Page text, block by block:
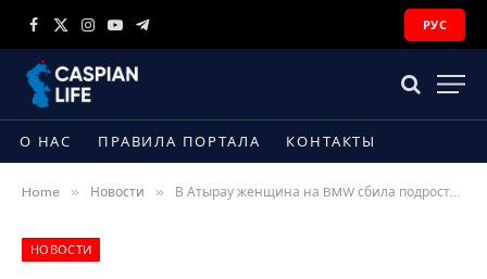
Facebook
X
Instagram
YouTubeTelegram
РУС
О НАС ПРАВИЛА ПОРТАЛА КОНТАКТЫ
Home » Новости » В Атырау женщина на BMW сбила подростка и скрылась с места ДТП
НОВОСТИ